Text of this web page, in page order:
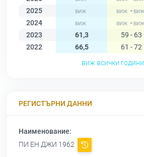
2025
-
2024
-
2023
61,3 59 - 63
2022
66,5 61 - 72
виж всички години
РЕГИСТЪРНИ ДАННИ
Наименование:
ПИ ЕН ДЖИ 1962